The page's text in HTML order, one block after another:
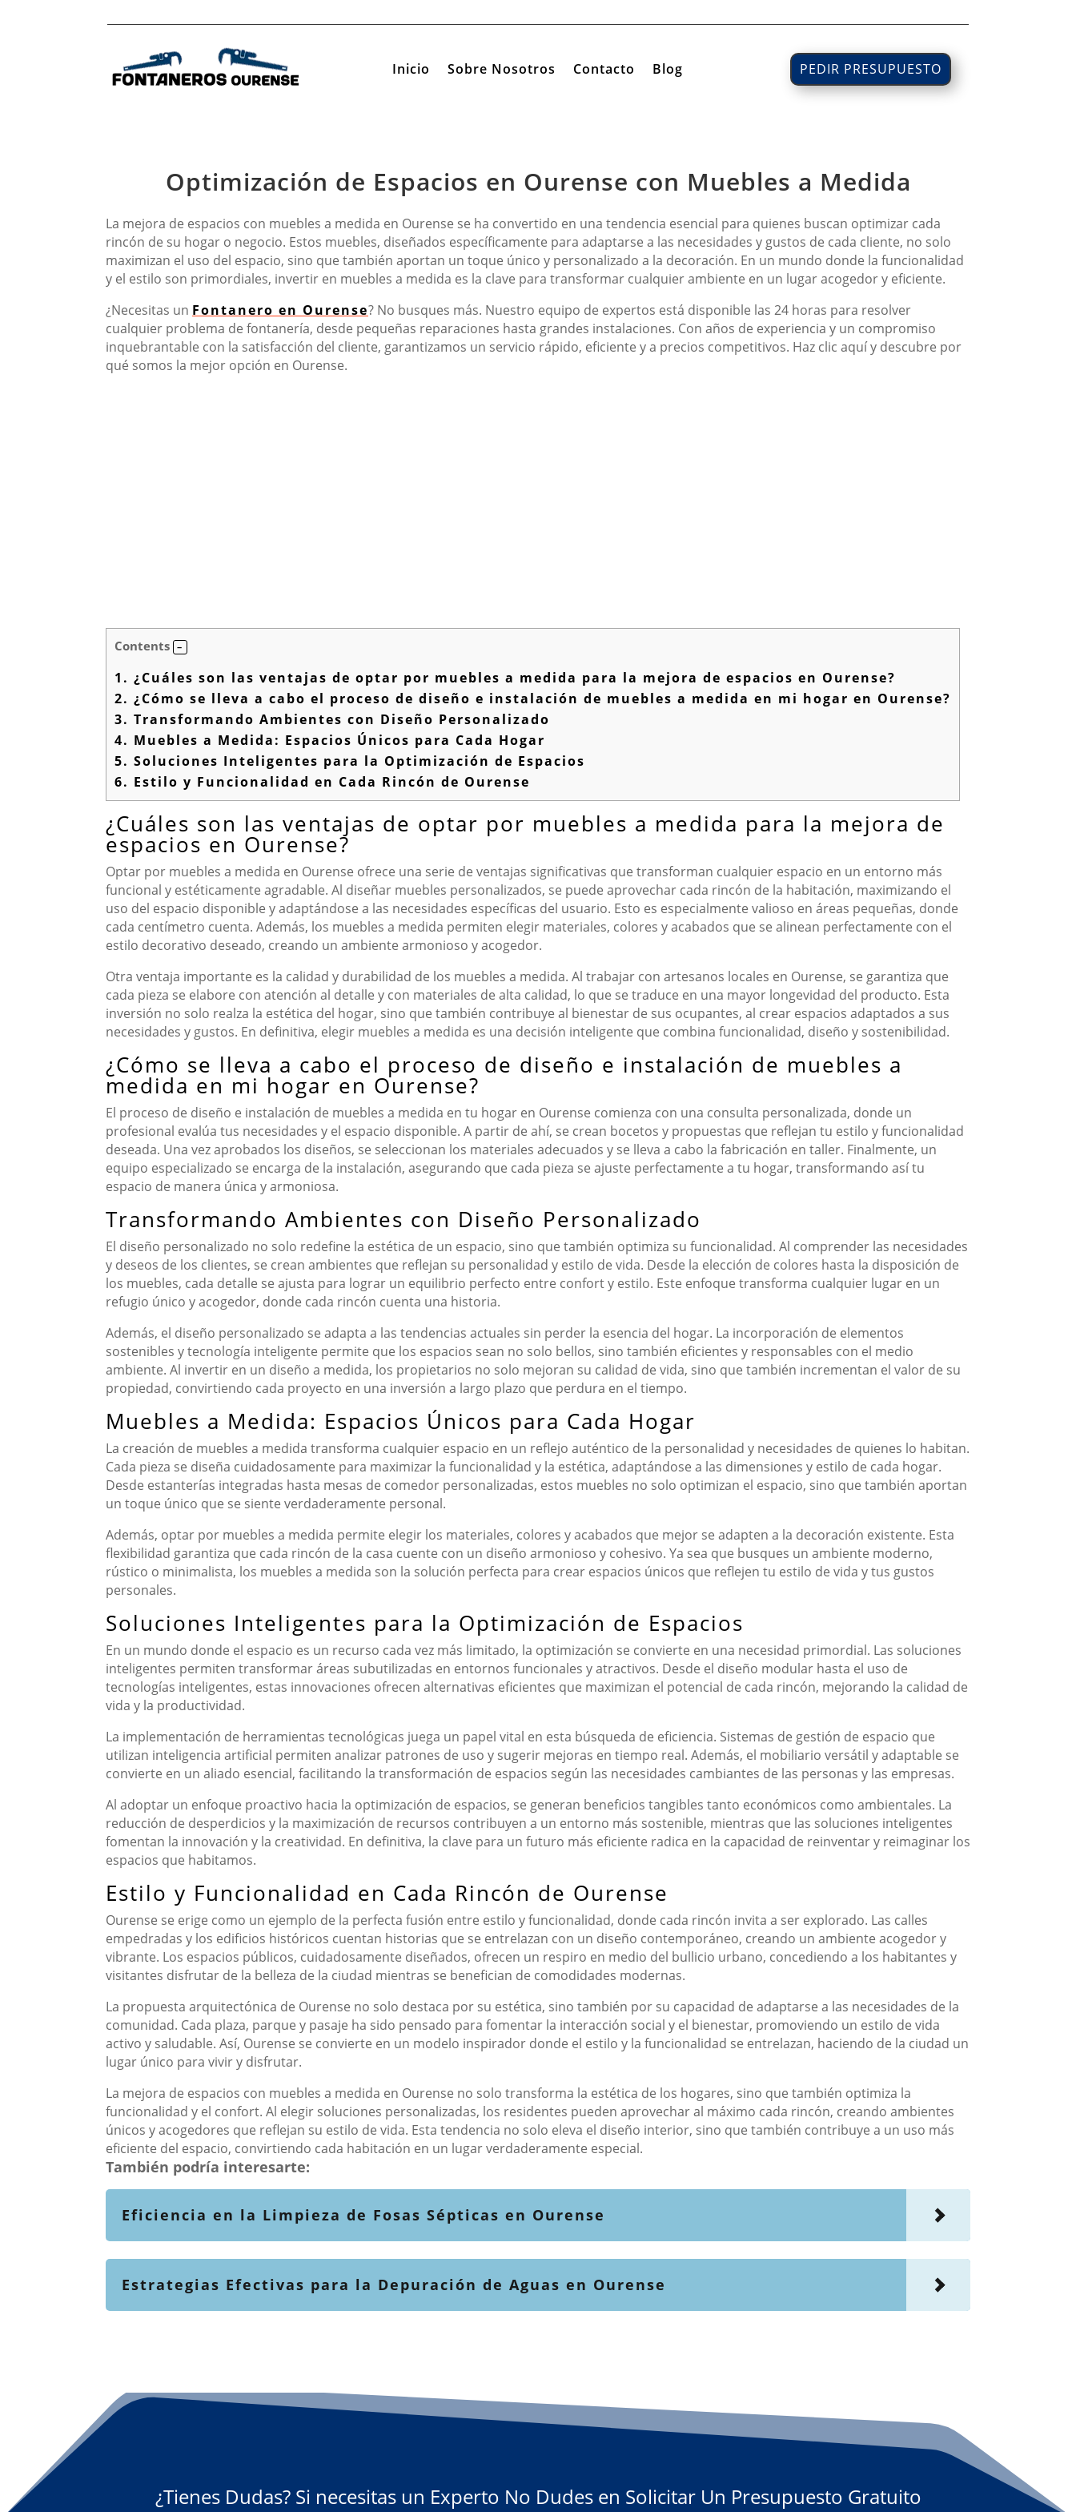
Inicio Sobre Nosotros Contacto Blog PEDIR PRESUPUESTO
Optimización de Espacios en Ourense con Muebles a Medida
La mejora de espacios con muebles a medida en Ourense se ha convertido en una tendencia esencial para quienes buscan optimizar cada
rincón de su hogar o negocio. Estos muebles, diseñados específicamente para adaptarse a las necesidades y gustos de cada cliente, no solo
maximizan el uso del espacio, sino que también aportan un toque único y personalizado a la decoración. En un mundo donde la funcionalidad
y el estilo son primordiales, invertir en muebles a medida es la clave para transformar cualquier ambiente en un lugar acogedor y eficiente.
¿Necesitas un Fontanero en Ourense? No busques más. Nuestro equipo de expertos está disponible las 24 horas para resolver
cualquier problema de fontanería, desde pequeñas reparaciones hasta grandes instalaciones. Con años de experiencia y un compromiso
inquebrantable con la satisfacción del cliente, garantizamos un servicio rápido, eficiente y a precios competitivos. Haz clic aquí y descubre por
qué somos la mejor opción en Ourense.
Contents
1. ¿Cuáles son las ventajas de optar por muebles a medida para la mejora de espacios en Ourense?
2. ¿Cómo se lleva a cabo el proceso de diseño e instalación de muebles a medida en mi hogar en Ourense?
3. Transformando Ambientes con Diseño Personalizado
4. Muebles a Medida: Espacios Únicos para Cada Hogar
5. Soluciones Inteligentes para la Optimización de Espacios
6. Estilo y Funcionalidad en Cada Rincón de Ourense
¿Cuáles son las ventajas de optar por muebles a medida para la mejora de
espacios en Ourense?
Optar por muebles a medida en Ourense ofrece una serie de ventajas significativas que transforman cualquier espacio en un entorno más
funcional y estéticamente agradable. Al diseñar muebles personalizados, se puede aprovechar cada rincón de la habitación, maximizando el
uso del espacio disponible y adaptándose a las necesidades específicas del usuario. Esto es especialmente valioso en áreas pequeñas, donde
cada centímetro cuenta. Además, los muebles a medida permiten elegir materiales, colores y acabados que se alinean perfectamente con el
estilo decorativo deseado, creando un ambiente armonioso y acogedor.
Otra ventaja importante es la calidad y durabilidad de los muebles a medida. Al trabajar con artesanos locales en Ourense, se garantiza que
cada pieza se elabore con atención al detalle y con materiales de alta calidad, lo que se traduce en una mayor longevidad del producto. Esta
inversión no solo realza la estética del hogar, sino que también contribuye al bienestar de sus ocupantes, al crear espacios adaptados a sus
necesidades y gustos. En definitiva, elegir muebles a medida es una decisión inteligente que combina funcionalidad, diseño y sostenibilidad.
¿Cómo se lleva a cabo el proceso de diseño e instalación de muebles a
medida en mi hogar en Ourense?
El proceso de diseño e instalación de muebles a medida en tu hogar en Ourense comienza con una consulta personalizada, donde un
profesional evalúa tus necesidades y el espacio disponible. A partir de ahí, se crean bocetos y propuestas que reflejan tu estilo y funcionalidad
deseada. Una vez aprobados los diseños, se seleccionan los materiales adecuados y se lleva a cabo la fabricación en taller. Finalmente, un
equipo especializado se encarga de la instalación, asegurando que cada pieza se ajuste perfectamente a tu hogar, transformando así tu
espacio de manera única y armoniosa.
Transformando Ambientes con Diseño Personalizado
El diseño personalizado no solo redefine la estética de un espacio, sino que también optimiza su funcionalidad. Al comprender las necesidades
y deseos de los clientes, se crean ambientes que reflejan su personalidad y estilo de vida. Desde la elección de colores hasta la disposición de
los muebles, cada detalle se ajusta para lograr un equilibrio perfecto entre confort y estilo. Este enfoque transforma cualquier lugar en un
refugio único y acogedor, donde cada rincón cuenta una historia.
Además, el diseño personalizado se adapta a las tendencias actuales sin perder la esencia del hogar. La incorporación de elementos
sostenibles y tecnología inteligente permite que los espacios sean no solo bellos, sino también eficientes y responsables con el medio
ambiente. Al invertir en un diseño a medida, los propietarios no solo mejoran su calidad de vida, sino que también incrementan el valor de su
propiedad, convirtiendo cada proyecto en una inversión a largo plazo que perdura en el tiempo.
Muebles a Medida: Espacios Únicos para Cada Hogar
La creación de muebles a medida transforma cualquier espacio en un reflejo auténtico de la personalidad y necesidades de quienes lo habitan.
Cada pieza se diseña cuidadosamente para maximizar la funcionalidad y la estética, adaptándose a las dimensiones y estilo de cada hogar.
Desde estanterías integradas hasta mesas de comedor personalizadas, estos muebles no solo optimizan el espacio, sino que también aportan
un toque único que se siente verdaderamente personal.
Además, optar por muebles a medida permite elegir los materiales, colores y acabados que mejor se adapten a la decoración existente. Esta
flexibilidad garantiza que cada rincón de la casa cuente con un diseño armonioso y cohesivo. Ya sea que busques un ambiente moderno,
rústico o minimalista, los muebles a medida son la solución perfecta para crear espacios únicos que reflejen tu estilo de vida y tus gustos
personales.
Soluciones Inteligentes para la Optimización de Espacios
En un mundo donde el espacio es un recurso cada vez más limitado, la optimización se convierte en una necesidad primordial. Las soluciones
inteligentes permiten transformar áreas subutilizadas en entornos funcionales y atractivos. Desde el diseño modular hasta el uso de
tecnologías inteligentes, estas innovaciones ofrecen alternativas eficientes que maximizan el potencial de cada rincón, mejorando la calidad de
vida y la productividad.
La implementación de herramientas tecnológicas juega un papel vital en esta búsqueda de eficiencia. Sistemas de gestión de espacio que
utilizan inteligencia artificial permiten analizar patrones de uso y sugerir mejoras en tiempo real. Además, el mobiliario versátil y adaptable se
convierte en un aliado esencial, facilitando la transformación de espacios según las necesidades cambiantes de las personas y las empresas.
Al adoptar un enfoque proactivo hacia la optimización de espacios, se generan beneficios tangibles tanto económicos como ambientales. La
reducción de desperdicios y la maximización de recursos contribuyen a un entorno más sostenible, mientras que las soluciones inteligentes
fomentan la innovación y la creatividad. En definitiva, la clave para un futuro más eficiente radica en la capacidad de reinventar y reimaginar los
espacios que habitamos.
Estilo y Funcionalidad en Cada Rincón de Ourense
Ourense se erige como un ejemplo de la perfecta fusión entre estilo y funcionalidad, donde cada rincón invita a ser explorado. Las calles
empedradas y los edificios históricos cuentan historias que se entrelazan con un diseño contemporáneo, creando un ambiente acogedor y
vibrante. Los espacios públicos, cuidadosamente diseñados, ofrecen un respiro en medio del bullicio urbano, concediendo a los habitantes y
visitantes disfrutar de la belleza de la ciudad mientras se benefician de comodidades modernas.
La propuesta arquitectónica de Ourense no solo destaca por su estética, sino también por su capacidad de adaptarse a las necesidades de la
comunidad. Cada plaza, parque y pasaje ha sido pensado para fomentar la interacción social y el bienestar, promoviendo un estilo de vida
activo y saludable. Así, Ourense se convierte en un modelo inspirador donde el estilo y la funcionalidad se entrelazan, haciendo de la ciudad un
lugar único para vivir y disfrutar.
La mejora de espacios con muebles a medida en Ourense no solo transforma la estética de los hogares, sino que también optimiza la
funcionalidad y el confort. Al elegir soluciones personalizadas, los residentes pueden aprovechar al máximo cada rincón, creando ambientes
únicos y acogedores que reflejan su estilo de vida. Esta tendencia no solo eleva el diseño interior, sino que también contribuye a un uso más
eficiente del espacio, convirtiendo cada habitación en un lugar verdaderamente especial.
También podría interesarte:
Eficiencia en la Limpieza de Fosas Sépticas en Ourense
Estrategias Efectivas para la Depuración de Aguas en Ourense
¿Tienes Dudas? Si necesitas un Experto No Dudes en Solicitar Un Presupuesto Gratuito